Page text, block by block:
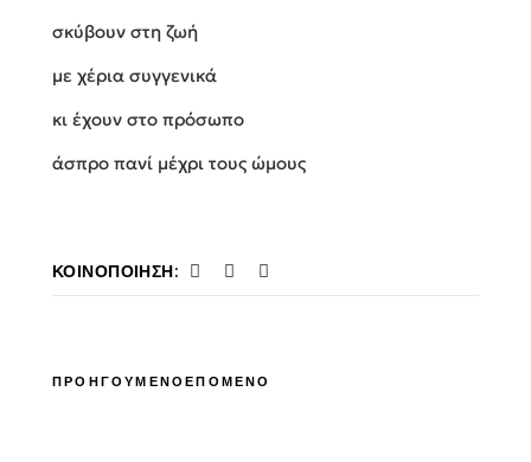
σκύβουν στη ζωή
με χέρια συγγενικά
κι έχουν στο πρόσωπο
άσπρο πανί μέχρι τους ώμους
ΚΟΙΝΟΠΟΊΗΣΗ:
ΠΡΟΗΓΟΥΜΕΝΟΕΠΟΜΕΝΟ